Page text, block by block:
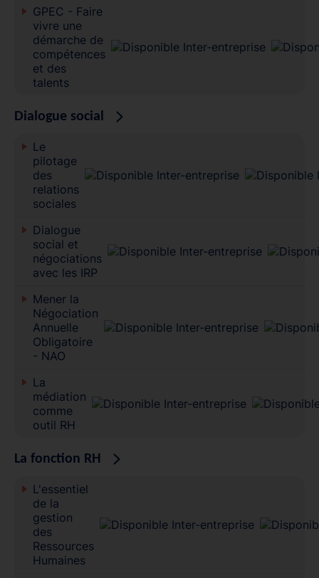
GPEC - Faire
vivre une
démarche de
compétences
et des
talents
Dialogue social
Le
pilotage
des
relations
sociales
Dialogue
social et
négociations
avec les IRP
Mener la
Négociation
Annuelle
Obligatoire
- NAO
La
médiation
comme
outil RH
La fonction RH
L'essentiel
de la
gestion
des
Ressources
Humaines